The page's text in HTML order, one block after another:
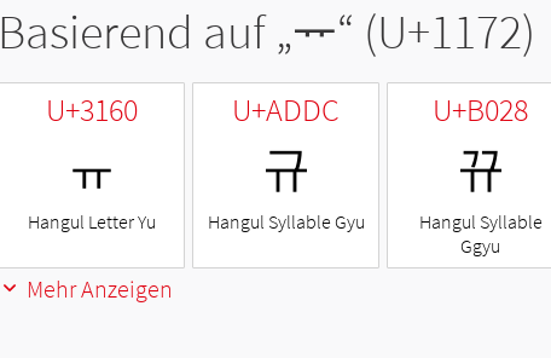
Basierend auf „ᅲ“ (U+1172)
U+3160
ㅠ
Hangul Letter Yu
U+ADDC
규
Hangul Syllable Gyu
U+B028
뀨
Hangul Syllable
Ggyu
Mehr Anzeigen